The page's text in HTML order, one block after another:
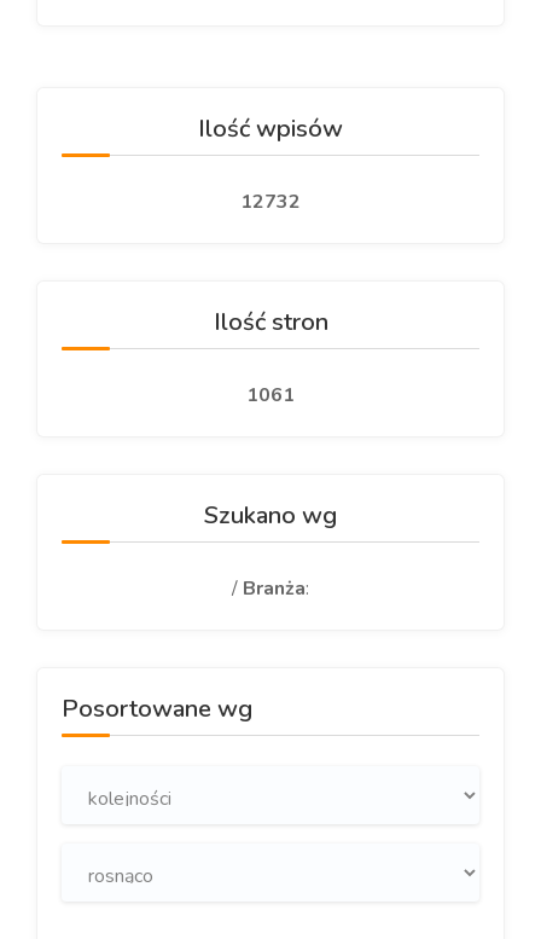
Ilość wpisów
12732
Ilość stron
1061
Szukano wg
/ Branża:
Posortowane wg